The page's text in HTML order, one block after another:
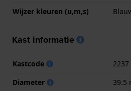
Wijzer kleuren (u,m,s)
Kast informatie
Kastcode
2237
Diameter
39.5